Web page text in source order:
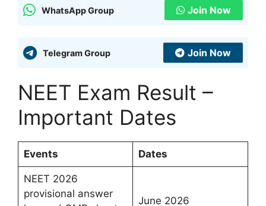
WhatsApp Group Join Now
Telegram Group Join Now
NEET Exam Result –
Important Dates
Events Dates
NEET 2026
provisional answer
June 2026